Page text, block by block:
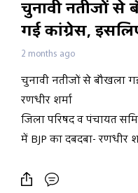
चुनावी नतीजों से
गई कांग्रेस,
जिला परिषदों व
निर्वाचित
खिलाफ कर रहे
बयानबाजी
2 months ago
चुनावी नतीजों से बौखला
रणधीर शर्मा
जिला परिषद व पंचायत
में BJP का दबदबा- रणधीर
शर्मा